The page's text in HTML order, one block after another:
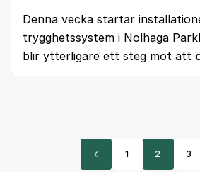
Denna vecka startar
trygghetssystem i Nolhaga
blir ytterligare ett steg mot att
1 2 3